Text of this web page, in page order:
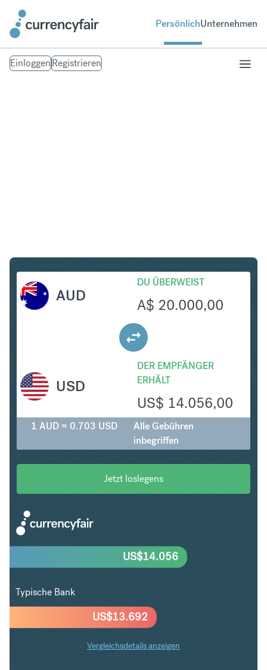
PersönlichUnternehmen
EinloggenRegistrieren
AUD
DU ÜBERWEIST
A$ 20.000,00
DER EMPFÄNGER
ERHÄLT
US$ 14.056,00
USD
1 AUD = 0.703 USD
Alle Gebühren
inbegriffen
Jetzt loslegens
US$13.692
US$14.056
Typische Bank
Vergleichsdetails anzeigen
AUD in USD Trends